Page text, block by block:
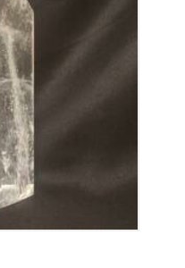
de Roche